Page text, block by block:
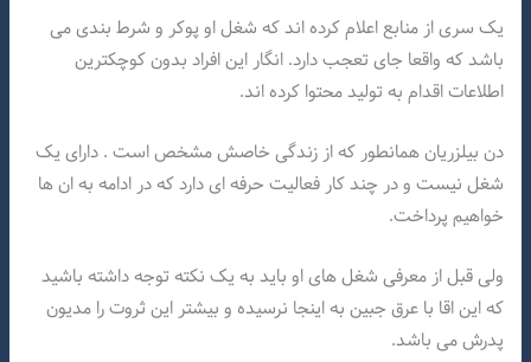
یک سری از منابع اعلام کرده اند که شغل او پوکر و شرط بندی می
باشد که واقعا جای تعجب دارد. انگار این افراد بدون کوچکترین
اطلاعات اقدام به تولید محتوا کرده اند.
دن بیلزریان همانطور که از زندگی خاصش مشخص است . دارای یک
شغل نیست و در چند کار فعالیت حرفه ای دارد که در ادامه به ان ها
خواهیم پرداخت.
ولی قبل از معرفی شغل های او باید به یک نکته توجه داشته باشید
که این اقا با عرق جبین به اینجا نرسیده و بیشتر این ثروت را مدیون
پدرش می باشد.